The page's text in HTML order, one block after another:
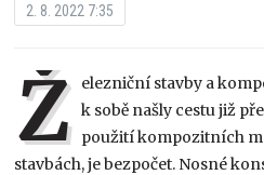
2. 8. 2022 7:35
Ž elezniční stavby a
k sobě našly cestu již
použití kompozitních
stavbách, je bezpočet. Nosné